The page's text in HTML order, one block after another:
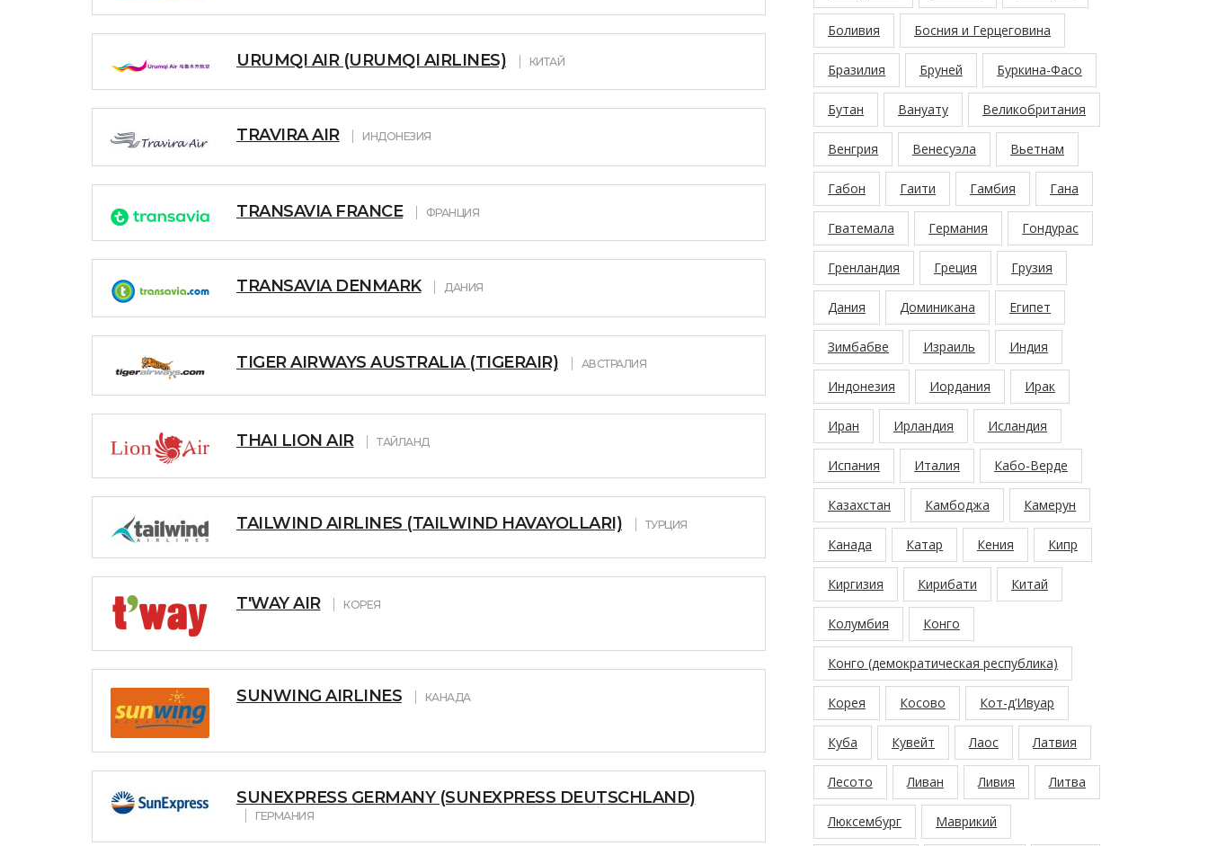
URUMQI AIR (URUMQI AIRLINES) КИТАЙ
TRAVIRA AIR ИНДОНЕЗИЯ
TRANSAVIA FRANCE ФРАНЦИЯ
TRANSAVIA DENMARK ДАНИЯ
TIGER AIRWAYS AUSTRALIA (TIGERAIR) АВСТРАЛИЯ
THAI LION AIR ТАЙЛАНД
TAILWIND AIRLINES (TAILWIND HAVAYOLLARI) ТУРЦИЯ
T'WAY AIR КОРЕЯ
SUNWING AIRLINES КАНАДА
SUNEXPRESS GERMANY (SUNEXPRESS DEUTSCHLAND)
ГЕРМАНИЯ
Боливия Босния и Герцеговина
Бразилия Бруней Буркина-Фасо
Бутан Вануату Великобритания
Венгрия Венесуэла Вьетнам
Габон Гаити Гамбия Гана
Гватемала Германия Гондурас
Гренландия Греция Грузия
Дания Доминикана Египет
Зимбабве Израиль Индия
Индонезия Иордания Ирак
Иран Ирландия Исландия
Испания Италия Кабо-Верде
Казахстан Камбоджа Камерун
Канада Катар Кения Кипр
Киргизия Кирибати Китай
Колумбия Конго
Конго (демократическая республика)
Корея Косово Кот-д’Ивуар
Куба Кувейт Лаос Латвия
Лесото Ливан Ливия Литва
Люксембург Маврикий